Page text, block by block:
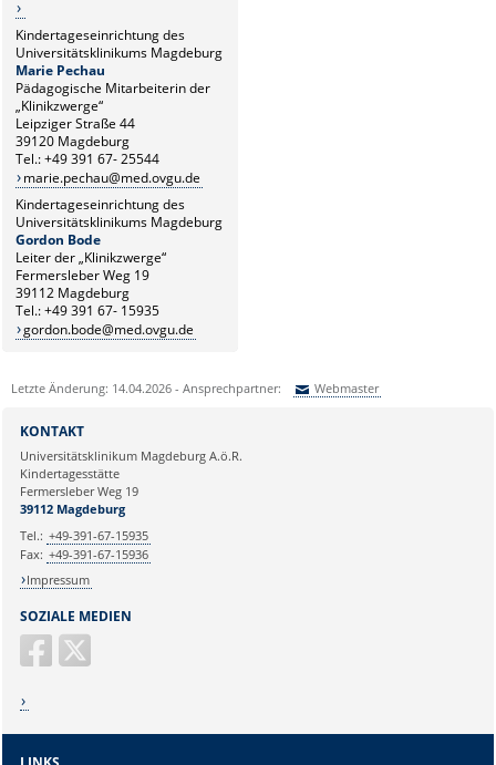
Kindertageseinrichtung des
Universitätsklinikums Magdeburg
Marie Pechau
Pädagogische Mitarbeiterin der
„Klinikzwerge“
Leipziger Straße 44
39120 Magdeburg
Tel.: +49 391 67- 25544
marie.pechau@med.ovgu.de
Kindertageseinrichtung des
Universitätsklinikums Magdeburg
Gordon Bode
Leiter der „Klinikzwerge“
Fermersleber Weg 19
39112 Magdeburg
Tel.: +49 391 67- 15935
gordon.bode@med.ovgu.de
Letzte Änderung: 14.04.2026 - Ansprechpartner: Webmaster
Ihre E-Mailadresse:
Ihr Anliegen:
SOZIALE MEDIEN
KONTAKT
Universitätsklinikum Magdeburg A.ö.R.
Kindertagesstätte
Fermersleber Weg 19
39112 Magdeburg
Tel.: +49-391-67-15935
Fax: +49-391-67-15936
Impressum